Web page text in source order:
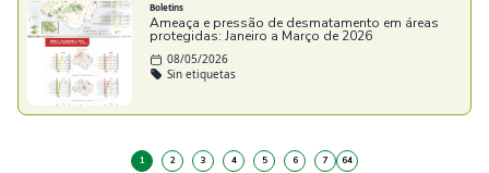
Boletins
Ameaça e pressão de desmatamento em áreas
protegidas: Janeiro a Março de 2026
08/05/2026
Sin etiquetas
1 2 3 4 5 6 7 64